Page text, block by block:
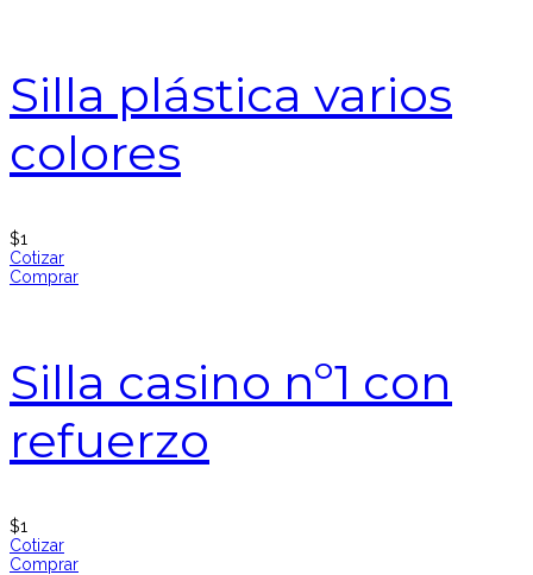
Silla plástica varios
colores
$1
Cotizar
Comprar
Silla casino nº1 con
refuerzo
$1
Cotizar
Comprar